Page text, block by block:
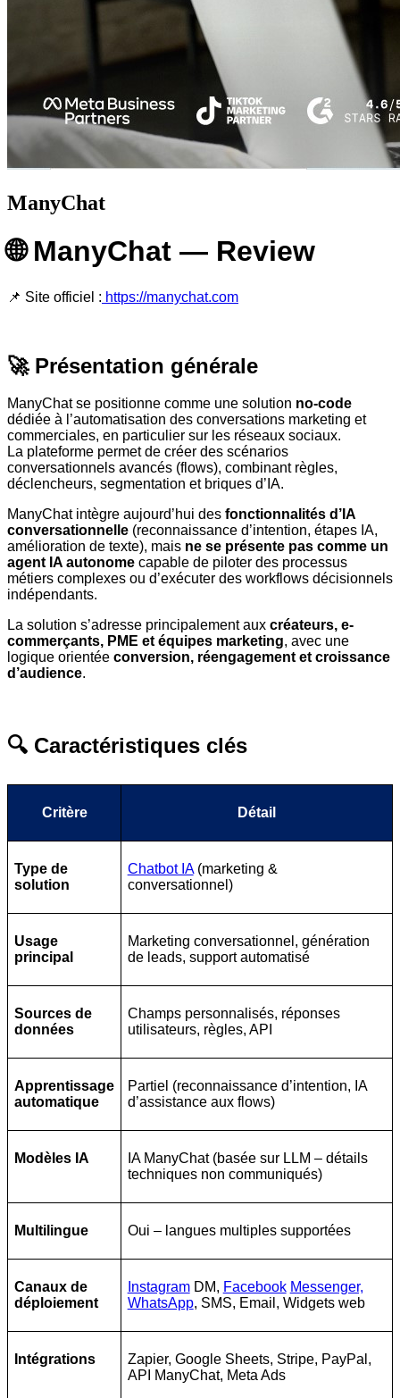
ManyChat
🌐 ManyChat — Review
📌 Site officiel : https://manychat.com
🚀 Présentation générale
ManyChat se positionne comme une solution no-code
dédiée à l’automatisation des conversations marketing et
commerciales, en particulier sur les réseaux sociaux.
La plateforme permet de créer des scénarios
conversationnels avancés (flows), combinant règles,
déclencheurs, segmentation et briques d’IA.
ManyChat intègre aujourd’hui des fonctionnalités d’IA
conversationnelle (reconnaissance d’intention, étapes IA,
amélioration de texte), mais ne se présente pas comme un
agent IA autonome capable de piloter des processus
métiers complexes ou d’exécuter des workflows décisionnels
indépendants.
La solution s’adresse principalement aux créateurs, e-
commerçants, PME et équipes marketing, avec une
logique orientée conversion, réengagement et croissance
d’audience.
🔍 Caractéristiques clés
Critère Détail
Type de
solution
Chatbot IA(marketing &
conversationnel)
Usage
principal
Marketing conversationnel, génération
de leads, support automatisé
Sources de
données
Champs personnalisés, réponses
utilisateurs, règles, API
Apprentissage
automatique
Partiel (reconnaissance d’intention, IA
d’assistance aux flows)
Modèles IA
IA ManyChat (basée sur LLM – détails
techniques non communiqués)
Multilingue Oui – langues multiples supportées
Canaux de
déploiement
InstagramDM, Facebook Messenger,
WhatsApp, SMS, Email, Widgets web
Intégrations
Zapier, Google Sheets, Stripe, PayPal,
API ManyChat, Meta Ads